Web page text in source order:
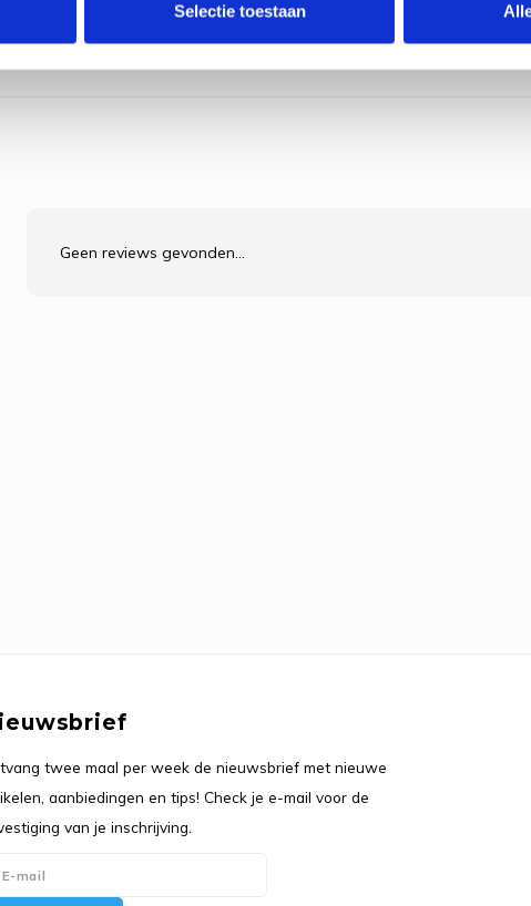
Selectie toestaan
Geen reviews gevonden...
twee maal per week de nieuwsbrief met nieuwe
aanbiedingen en tips! Check je e-mail voor de
van je inschrijving.